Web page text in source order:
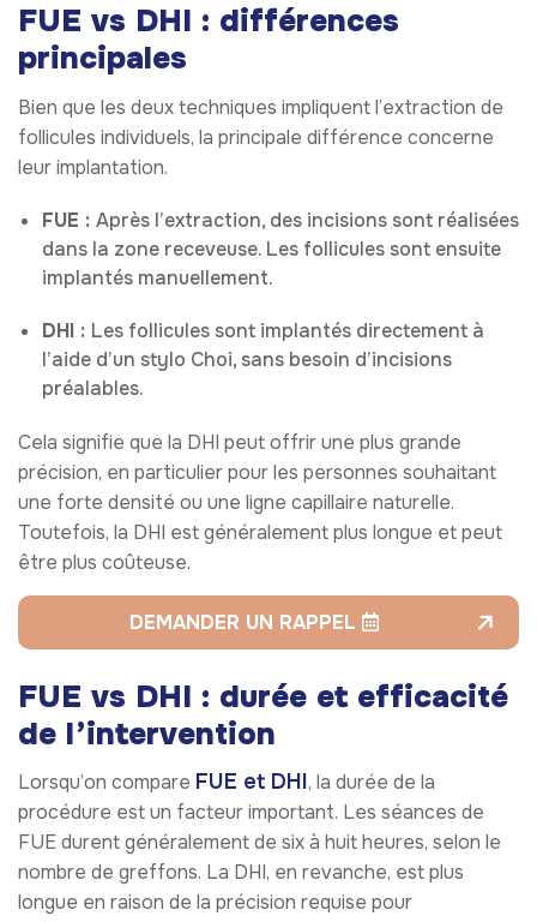
FUE vs DHI : différences
principales
Bien que les deux techniques impliquent l’extraction de
follicules individuels, la principale différence concerne
leur implantation.
FUE : Après l’extraction, des incisions sont réalisées
dans la zone receveuse. Les follicules sont ensuite
implantés manuellement.
DHI : Les follicules sont implantés directement à
l’aide d’un stylo Choi, sans besoin d’incisions
préalables.
Cela signifie que la DHI peut offrir une plus grande
précision, en particulier pour les personnes souhaitant
une forte densité ou une ligne capillaire naturelle.
Toutefois, la DHI est généralement plus longue et peut
être plus coûteuse.
DEMANDER UN RAPPEL
FUE vs DHI : durée et efficacité
de l’intervention
Lorsqu’on compare FUE et DHI, la durée de la
procédure est un facteur important. Les séances de
FUE durent généralement de six à huit heures, selon le
nombre de greffons. La DHI, en revanche, est plus
longue en raison de la précision requise pour